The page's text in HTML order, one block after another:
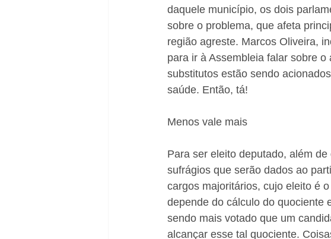
daquele município, os dois
sobre o problema, que afeta
região agreste. Marcos Oliveira,
para ir à Assembleia falar sobre
substitutos estão sendo
saúde. Então, tá!
Menos vale mais
Para ser eleito deputado, além
sufrágios que serão dados ao
cargos majoritários, cujo eleito é
depende do cálculo do quociente
sendo mais votado que um
alcançar esse tal quociente.